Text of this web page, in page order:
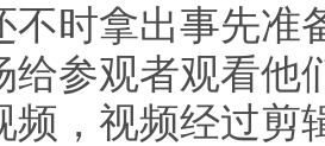
不时拿出事先准
给参观者观看他
频，视频经过剪